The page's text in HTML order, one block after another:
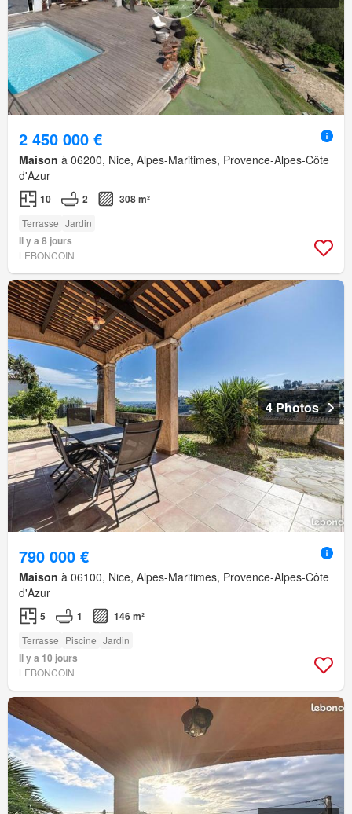
2 450 000 €
Maison à 06200, Nice, Alpes-Maritimes, Provence-Alpes-Côte
d'Azur
10 2 308 m²
Terrasse Jardin
Il y a 8 jours
LEBONCOIN
4 Photos
790 000 €
Maison à 06100, Nice, Alpes-Maritimes, Provence-Alpes-Côte
d'Azur
5 1 146 m²
Terrasse Piscine Jardin
Il y a 10 jours
LEBONCOIN